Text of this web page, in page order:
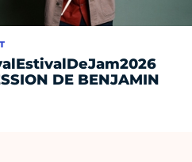
DE BENJAMIN